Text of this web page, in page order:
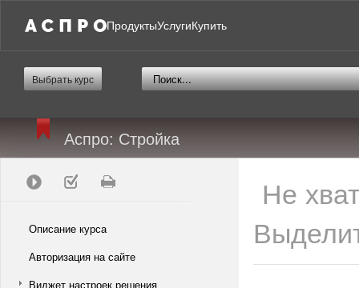
ПродуктыУслугиКупить
Выбрать курс
Аспро: Стройка
Описание курса
Авторизация на сайте
Виджет настроек решения
Не